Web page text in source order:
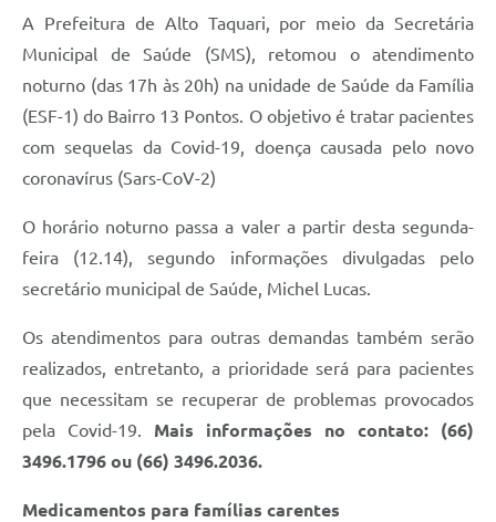
A Prefeitura de Alto Taquari, por meio da Secretária
Municipal de Saúde (SMS), retomou o atendimento
noturno (das 17h às 20h) na unidade de Saúde da Família
(ESF-1) do Bairro 13 Pontos. O objetivo é tratar pacientes
com sequelas da Covid-19, doença causada pelo novo
coronavírus (Sars-CoV-2)
O horário noturno passa a valer a partir desta segunda-
feira (12.14), segundo informações divulgadas pelo
secretário municipal de Saúde, Michel Lucas.
Os atendimentos para outras demandas também serão
realizados, entretanto, a prioridade será para pacientes
que necessitam se recuperar de problemas provocados
pela Covid-19. Mais informações no contato: (66)
3496.1796 ou (66) 3496.2036.
Medicamentos para famílias carentes